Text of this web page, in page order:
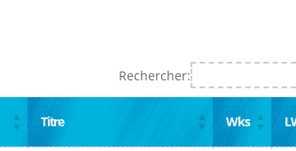
Rechercher:
Titre Wks